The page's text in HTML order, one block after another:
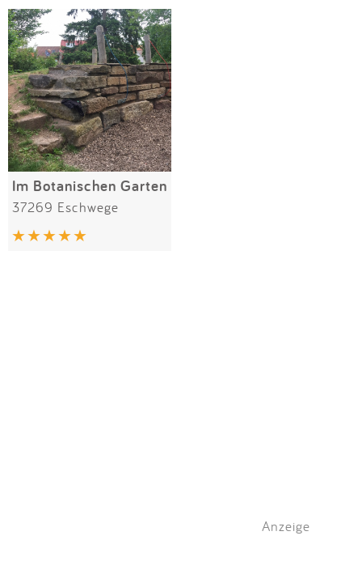
Anmelden
SPIELGERÄTE
Alle Filter (1) zurücksetzen
Im Botanischen Garten
37269 Eschwege
Anzeige